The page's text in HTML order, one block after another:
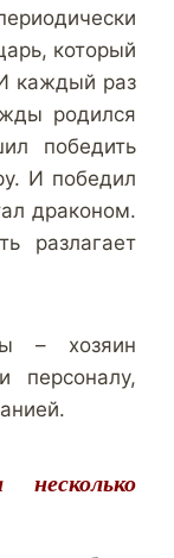
который
каждый раз
родился
победить
И победил
драконом.
разлагает
– хозяин
персоналу,